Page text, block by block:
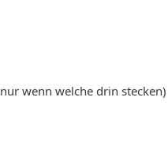
wenn welche drin stecken)